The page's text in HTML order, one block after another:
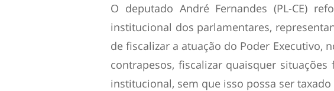
O deputado André Fernandes (PL-CE)
institucional dos parlamentares,
de fiscalizar a atuação do Poder Executivo,
contrapesos, fiscalizar quaisquer
institucional, sem que isso possa ser taxado